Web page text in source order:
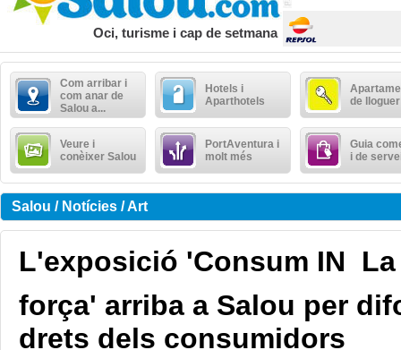
Oci, turisme i cap de setmana
Com arribar i
com anar de
Salou a...
Hotels i
Aparthotels
de lloguer
Veure i
conèixer Salou
PortAventura i
molt més
Guia
i de
Salou / Notícies / Art
L'exposició 'Consum IN 
força' arriba a Salou per
drets dels consumidors